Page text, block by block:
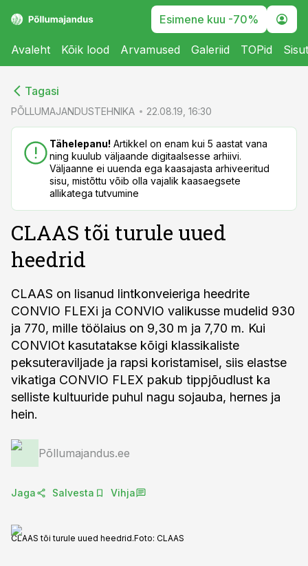
Esimene kuu -70%
Avaleht Kõik lood Arvamused Galeriid TOPid
Tagasi
PÕLLUMAJANDUSTEHNIKA 22.08.19, 16:30
Tähelepanu! Artikkel on enam kui 5 aastat vana
ning kuulub väljaande digitaalsesse arhiivi.
Väljaanne ei uuenda ega kaasajasta arhiveeritud
sisu, mistõttu võib olla vajalik kaasaegsete
allikatega tutvumine
CLAAS tõi turule uued
heedrid
CLAAS on lisanud lintkonveieriga heedrite
CONVIO FLEXi ja CONVIO valikusse mudelid 930
ja 770, mille töölaius on 9,30 m ja 7,70 m. Kui
CONVIOt kasutatakse kõigi klassikaliste
peksuteraviljade ja rapsi koristamisel, siis elastse
vikatiga CONVIO FLEX pakub tippjõudlust ka
selliste kultuuride puhul nagu sojauba, hernes ja
hein.
Põllumajandus.ee
Jaga Salvesta Vihja
CLAAS tõi turule uued heedrid.Foto: CLAAS